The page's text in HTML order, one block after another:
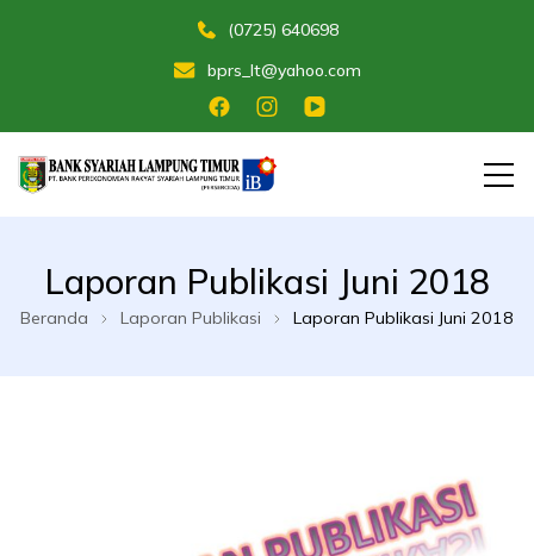
(0725) 640698
bprs_lt@yahoo.com
Lampung Timur
Laporan Publikasi Juni 2018
Beranda Laporan Publikasi Laporan Publikasi Juni 2018